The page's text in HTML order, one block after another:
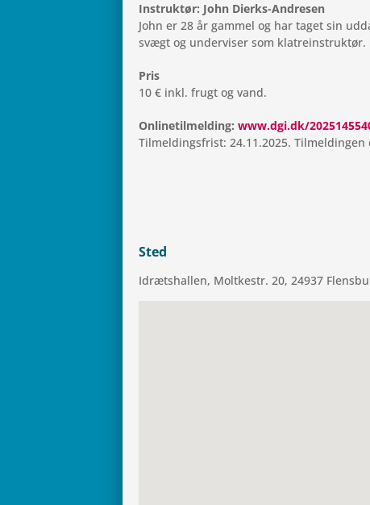
Instruk­tør: John Dierks-Andresen
John er 28 år gammel og har taget sin
svægt og under­vi­ser som klatreinstruktør.
Pris
10 € inkl. frugt og vand.
Onli­ne­til­mel­ding: www.dgi.dk/
Til­mel­dings­frist: 24.11.2025. Til­mel­din­gen
Sted
Idræts­hal­len, Molt­ke­str. 20, 24937